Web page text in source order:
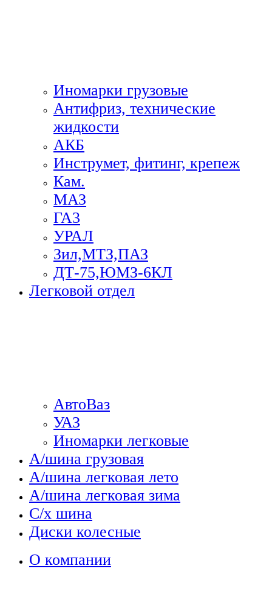
Иномарки грузовые
Антифриз, технические
жидкости
АКБ
Инструмет, фитинг, крепеж
Кам.
МАЗ
ГА3
УРАЛ
Зил,МТЗ,ПАЗ
ДТ-75,ЮМЗ-6КЛ
Легковой отдел
АвтоВаз
УАЗ
Иномарки легковые
А/шина грузовая
А/шина легковая лето
А/шина легковая зима
С/х шина
Диски колесные
О компании